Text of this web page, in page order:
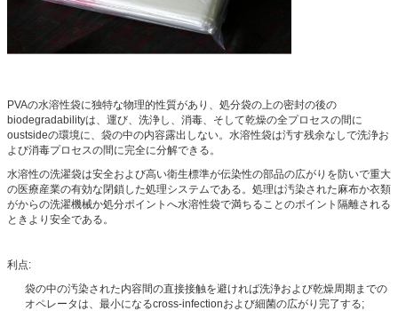
PVAの水溶性袋に独特な物理的性質があり、処分袋の上の密封の後の
biodegradabilityは、運び、洗浄し、消毒、そして乾燥の全プロセスの間に
oustsideの環境に、袋の中の内容露出しない。水溶性袋は汚す残余なしで洗浄お
よび消毒プロセスの間に完全に分解できる。
水溶性の洗濯袋は安全および高い衛生標準が伝染性の部品の広がりを防いで重大
の医療産業の有効な閉鎖した処理システムである。処理は汚染された麻布か衣類
がからの洗濯機械か処分ポイントへ水溶性袋で満ちることのポイント隔離される
ときより安全である。
利点:
袋の中の汚染された内容間の直接接触を避ければ洗浄および乾燥周期までの
オペレータは、最小になるcross-infectionおよび細菌の広がり完了する;